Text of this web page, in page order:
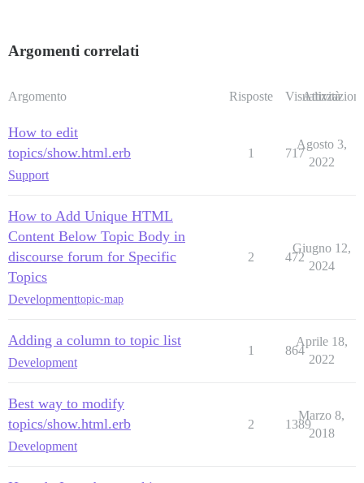
Argomenti correlati
Argomento Risposte Visualizzazioni
Attività
How to edit
topics/show.html.erb
Support
1 717
Agosto 3,
2022
How to Add Unique HTML
Content Below Topic Body in
discourse forum for Specific
Topics
Developmenttopic-map
2 472
Giugno 12,
2024
Adding a column to topic list
Development
1 864
Aprile 18,
2022
Best way to modify
topics/show.html.erb
Development
2 1389
Marzo 8,
2018